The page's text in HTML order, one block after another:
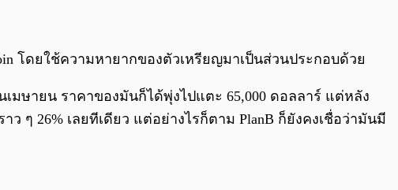
โดยใช้ความหายากของตัวเหรียญมาเป็นส่วนประกอบด้วย
มษายน ราคาของมันก็ได้พุ่งไปแตะ 65,000 ดอลลาร์ แต่หลัง
ๆ 26% เลยทีเดียว แต่อย่างไรก็ตาม PlanB ก็ยังคงเชื่อว่ามันมี